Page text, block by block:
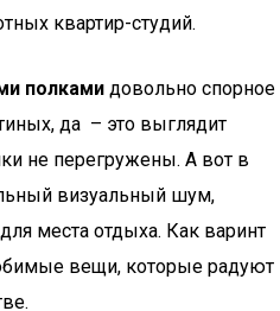
квартир-студий.
полками довольно спорное
да – это выглядит
не перегружены. А вот в
визуальный шум,
места отдыха. Как варинт
вещи, которые радуют